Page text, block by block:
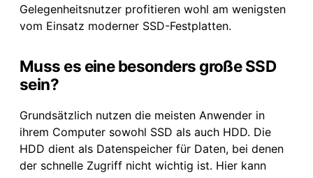
Gelegenheitsnutzer profitieren wohl am wenigsten
vom Einsatz moderner SSD-Festplatten.
Muss es eine besonders große SSD
sein?
Grundsätzlich nutzen die meisten Anwender in
ihrem Computer sowohl SSD als auch HDD. Die
HDD dient als Datenspeicher für Daten, bei denen
der schnelle Zugriff nicht wichtig ist. Hier kann